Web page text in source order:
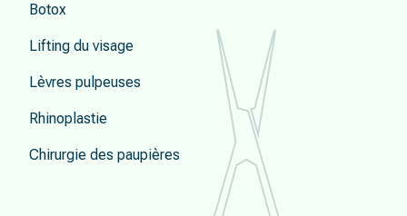
Botox
Lifting du visage
Lèvres pulpeuses
Rhinoplastie
Chirurgie des paupières